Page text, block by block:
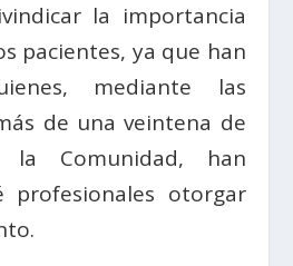
la importancia
pacientes, ya que han
mediante las
de una veintena de
la Comunidad, han
profesionales otorgar